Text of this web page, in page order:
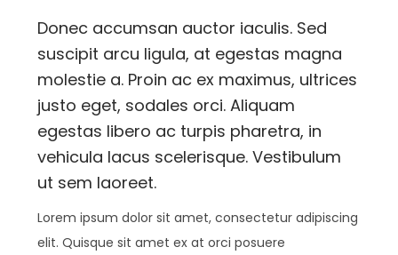
v
i
g
a
t
i
n
t
e
n
t
t
e
d
o
n
2
8
,
2
0
2
t
e
d
i
n
Donec accumsan auctor iaculis. Sed
suscipit arcu ligula, at egestas magna
molestie a. Proin ac ex maximus, ultrices
justo eget, sodales orci. Aliquam
egestas libero ac turpis pharetra, in
vehicula lacus scelerisque. Vestibulum
ut sem laoreet.
Lorem ipsum dolor sit amet, consectetur adipiscing
elit. Quisque sit amet ex at orci posuere